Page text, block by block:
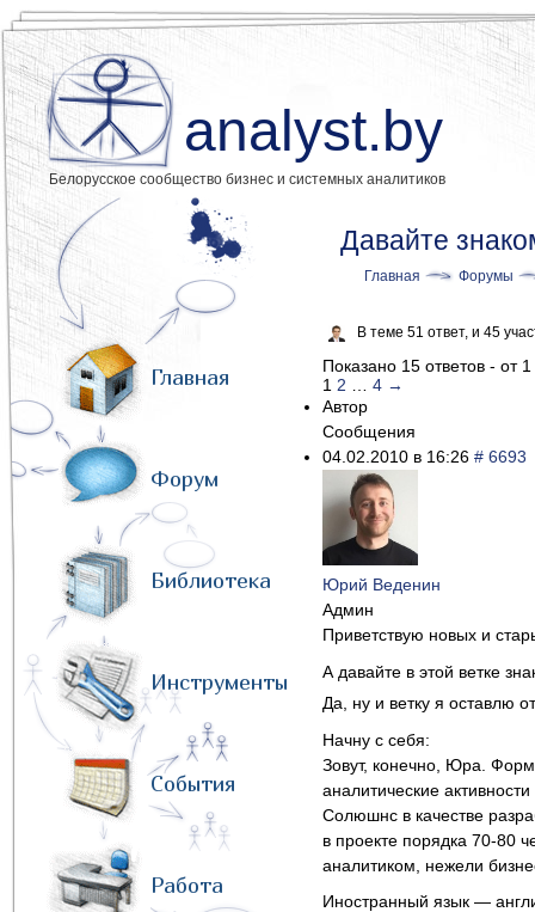
analyst.by
Белорусское сообщество бизнес и системных аналитиков
Главная
Форум
Библиотека
Инструменты
События
Работа
Давайте
Главная Форумы
В теме 51 ответ, и 45
Показано 15 ответов - от
1 2 4 →
Автор
Сообщения
04.02.2010 в 16:26 # 6693
Юрий Веденин
Админ
Приветствую новых и
А давайте в этой ветке
Да, ну и ветку я оставлю
Начну с себя:
Зовут, конечно, Юра.
аналитические
Солюшнс в качестве
в проекте порядка 70-80
аналитиком, нежели
Иностранный язык —